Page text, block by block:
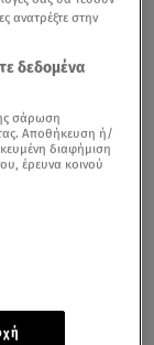
ανατρέξτε στην
δεδομένα
σάρωση
Αποθήκευση ή/
διαφήμιση
έρευνα κοινού